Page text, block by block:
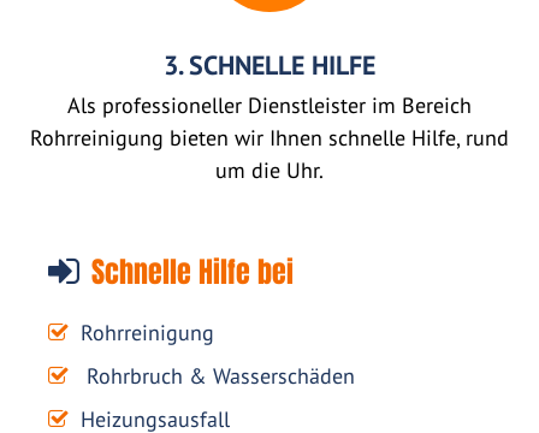
3. SCHNELLE HILFE
Als professioneller Dienstleister im Bereich
Rohrreinigung bieten wir Ihnen schnelle Hilfe, rund
um die Uhr.
Schnelle Hilfe bei
Rohrreinigung
Rohrbruch & Wasserschäden
Heizungsausfall